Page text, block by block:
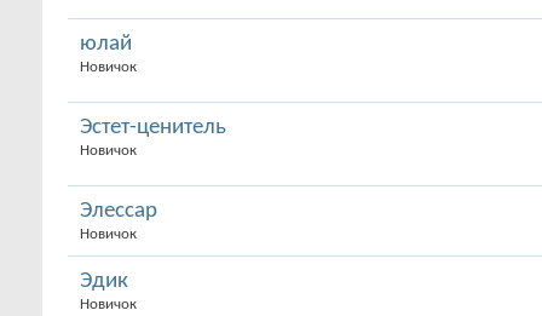
юлай
Новичок
Эстет-ценитель
Новичок
Элессар
Новичок
Эдик
Новичок